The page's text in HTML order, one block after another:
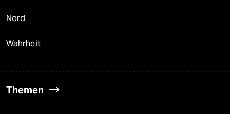
Nord
Wahrheit
Themen